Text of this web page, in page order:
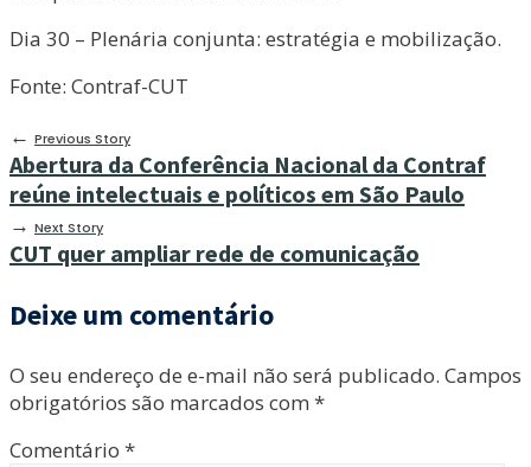
Dia 30 – Plenária conjunta: estratégia e mobilização.
Fonte: Contraf-CUT
← Previous Story
Abertura da Conferência Nacional da Contraf
reúne intelectuais e políticos em São Paulo
→ Next Story
CUT quer ampliar rede de comunicação
Deixe um comentário
O seu endereço de e-mail não será publicado. Campos
obrigatórios são marcados com *
Comentário *